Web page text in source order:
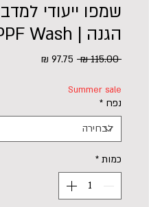
שמפו ייעודי
הגנה | PPF Wash
‏115.00 ‏₪
מחיר
Summer sale
נפח *
כמות *